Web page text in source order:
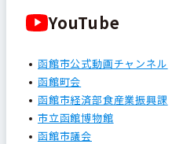
YouTube
函館市公式動画チャンネル
函館町会
函館市経済部食産業振興課
市立函館博物館
函館市議会